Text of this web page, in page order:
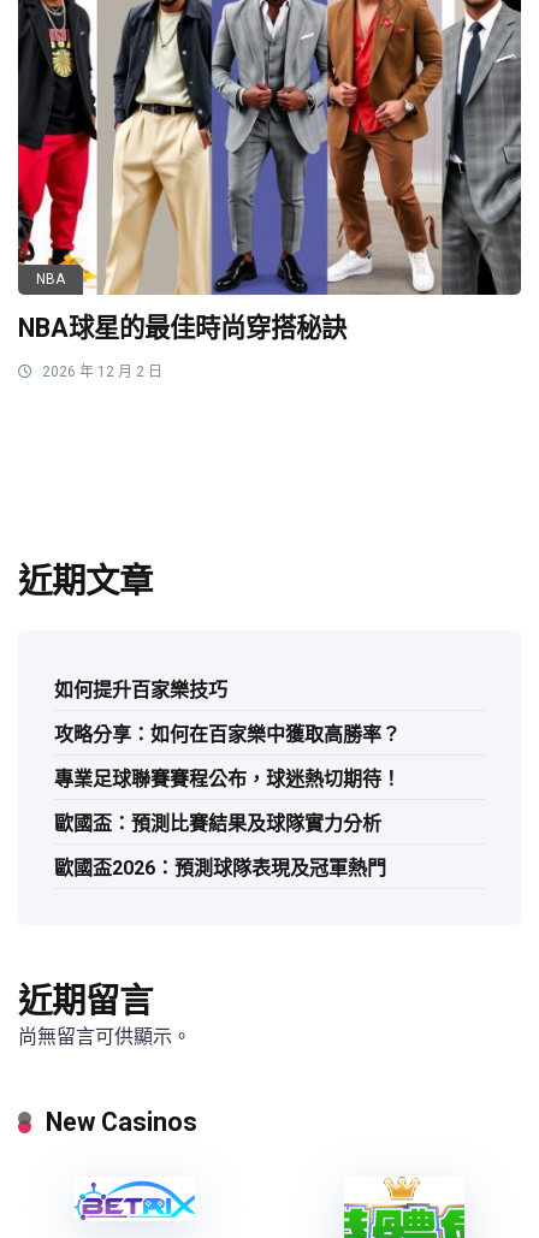
NBA
NBA球星的最佳時尚穿搭秘訣
2026 年 12 月 2 日
近期文章
如何提升百家樂技巧
攻略分享：如何在百家樂中獲取高勝率？
專業足球聯賽賽程公布，球迷熱切期待！
歐國盃：預測比賽結果及球隊實力分析
歐國盃2026：預測球隊表現及冠軍熱門
近期留言
尚無留言可供顯示。
New Casinos